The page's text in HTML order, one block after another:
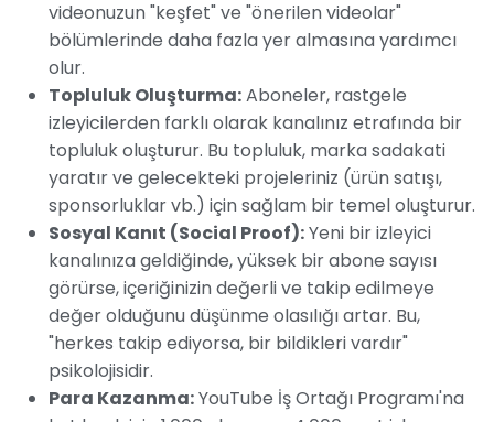
videonuzun "keşfet" ve "önerilen videolar"
bölümlerinde daha fazla yer almasına yardımcı
olur.
Topluluk Oluşturma:Aboneler, rastgele
izleyicilerden farklı olarak kanalınız etrafında bir
topluluk oluşturur. Bu topluluk, marka sadakati
yaratır ve gelecekteki projeleriniz (ürün satışı,
sponsorluklar vb.) için sağlam bir temel oluşturur.
Sosyal Kanıt (Social Proof):Yeni bir izleyici
kanalınıza geldiğinde, yüksek bir abone sayısı
görürse, içeriğinizin değerli ve takip edilmeye
değer olduğunu düşünme olasılığı artar. Bu,
"herkes takip ediyorsa, bir bildikleri vardır"
psikolojisidir.
Para Kazanma:YouTube İş Ortağı Programı'na